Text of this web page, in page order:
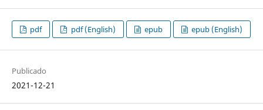
pdf pdf (English) epub epub (English)
Publicado
2021-12-21